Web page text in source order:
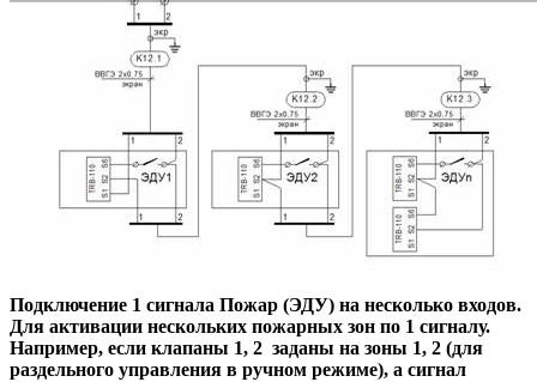
Подключение 1 сигнала Пожар (ЭДУ) на несколько входов.
Для активации нескольких пожарных зон по 1 сигналу.
Например, если клапаны 1, 2 заданы на зоны 1, 2 (для
раздельного управления в ручном режиме), а сигнал